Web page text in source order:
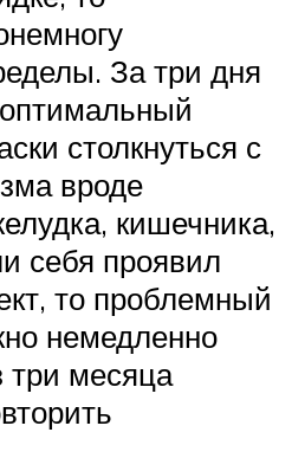
За три дня
столкнуться с
вроде
кишечника,
себя проявил
то проблемный
немедленно
три месяца